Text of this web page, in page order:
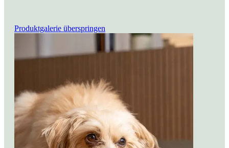
Produktgalerie überspringen